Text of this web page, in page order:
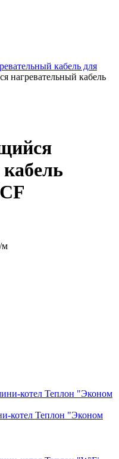
кабель для
нагревательный кабель
м
котел Теплон "Эконом